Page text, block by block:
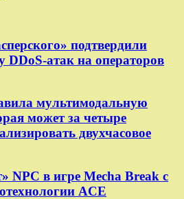
подтвердили
DDoS-атак на операторов
мультимодальную
может за четыре
двухчасовое
NPC в игре Mecha Break с
ACE